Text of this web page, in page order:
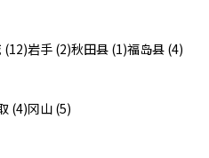
(12)岩手 (2)秋田县 (1)福岛县 (4)
(4)冈山 (5)